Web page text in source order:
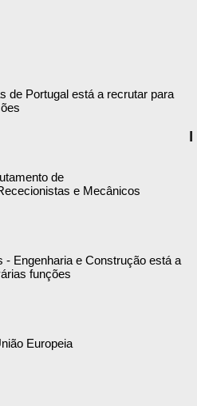
de Portugal está a recrutar para
de
e Mecânicos
- Engenharia e Construção está a
funções
Europeia
I